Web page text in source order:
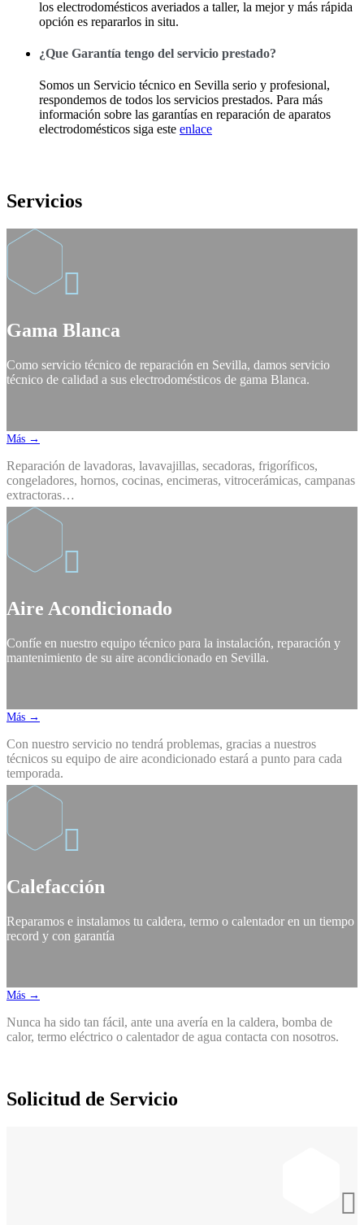
los electrodomésticos averiados a taller, la mejor y más rápida
opción es repararlos in situ.
¿Que Garantía tengo del servicio prestado?
Somos un Servicio técnico en Sevilla serio y profesional,
respondemos de todos los servicios prestados. Para más
información sobre las garantías en reparación de aparatos
electrodomésticos siga este enlace
Servicios

Gama Blanca
Como servicio técnico de reparación en Sevilla, damos servicio
técnico de calidad a sus electrodomésticos de gama Blanca.
Más →
Reparación de lavadoras, lavavajillas, secadoras, frigoríficos,
congeladores, hornos, cocinas, encimeras, vitrocerámicas, campanas
extractoras…

Aire Acondicionado
Confíe en nuestro equipo técnico para la instalación, reparación y
mantenimiento de su aire acondicionado en Sevilla.
Más →
Con nuestro servicio no tendrá problemas, gracias a nuestros
técnicos su equipo de aire acondicionado estará a punto para cada
temporada.

Calefacción
Reparamos e instalamos tu caldera, termo o calentador en un tiempo
record y con garantía
Más →
Nunca ha sido tan fácil, ante una avería en la caldera, bomba de
calor, termo eléctrico o calentador de agua contacta con nosotros.
Solicitud de Servicio
